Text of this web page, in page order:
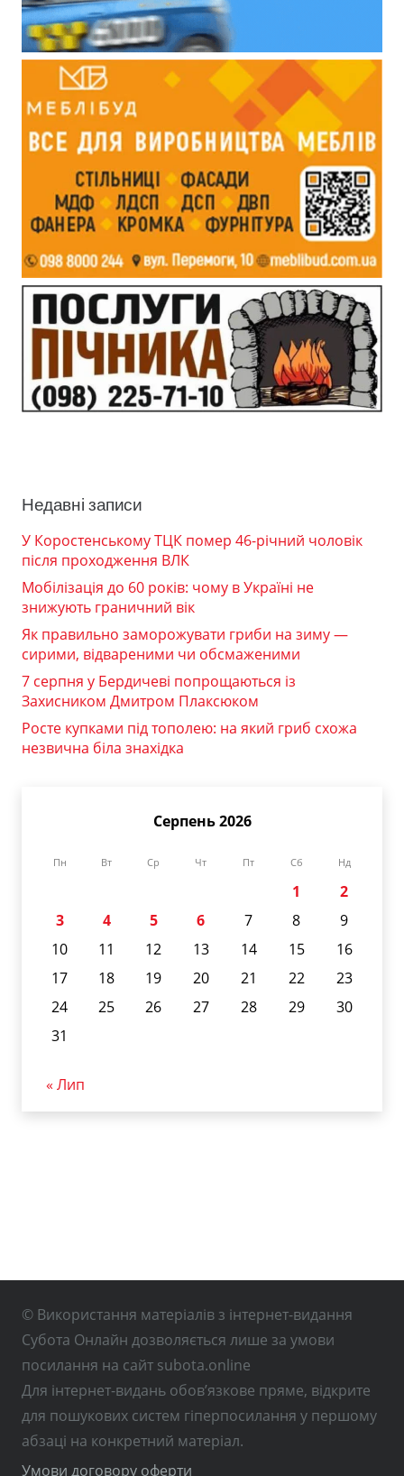
Недавні записи
У Коростенському ТЦК помер 46-річний чоловік
після проходження ВЛК
Мобілізація до 60 років: чому в Україні не
знижують граничний вік
Як правильно заморожувати гриби на зиму —
сирими, відвареними чи обсмаженими
7 серпня у Бердичеві попрощаються із
Захисником Дмитром Плаксюком
Росте купками під тополею: на який гриб схожа
незвична біла знахідка
Серпень 2026
Пн Вт Ср Чт Пт Сб Нд
1
2
3
4 5 6 7 8
9
10
11 12 13 14 15
16
17
18 19 20 21 22
23
24
25 26 27 28 29
30
31
« Лип
© Використання матеріалів з інтернет-видання
Субота Онлайн дозволяється лише за умови
посилання на сайт subota.online
Для інтернет-видань обов’язкове пряме, відкрите
для пошукових систем гіперпосилання у першому
абзаці на конкретний матеріал.
Умови договору оферти